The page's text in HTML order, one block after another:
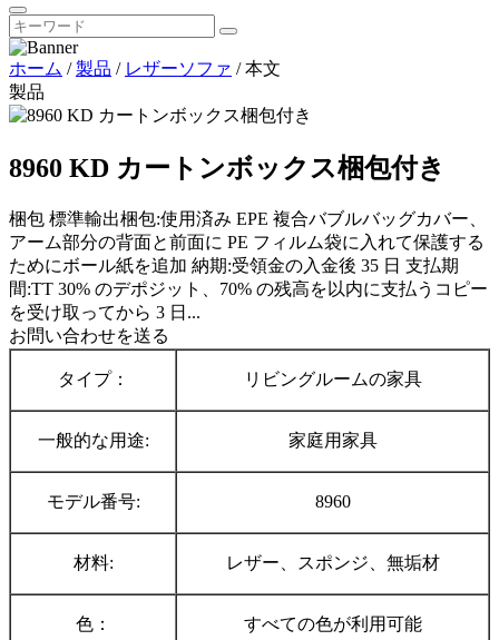
ホーム /製品 / レザーソファ /本文
製品
8960 KD カートンボックス梱包付き
梱包 標準輸出梱包:使用済み EPE 複合バブルバッグカバー、
アーム部分の背面と前面に PE フィルム袋に入れて保護する
ためにボール紙を追加 納期:受領金の入金後 35 日 支払期
間:TT 30% のデポジット、70% の残高を以内に支払うコピー
を受け取ってから 3 日...
お問い合わせを送る
タイプ： リビングルームの家具
一般的な用途: 家庭用家具
モデル番号: 8960
材料: レザー、スポンジ、無垢材
色： すべての色が利用可能